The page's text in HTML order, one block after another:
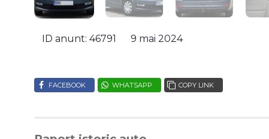
ID anunt: 46791 9 mai 2024
FACEBOOK WHATSAPP COPY LINK